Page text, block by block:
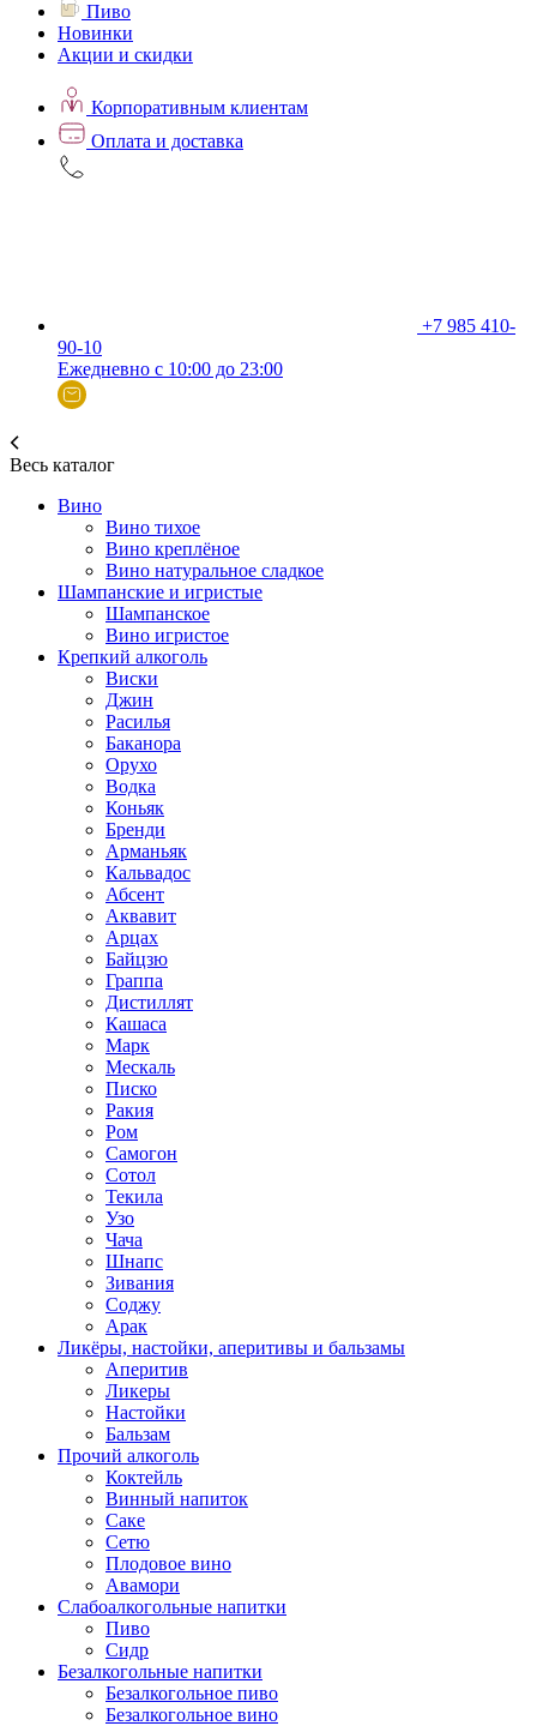
Пиво
Новинки
Акции и скидки
Корпоративным клиентам
Оплата и доставка
+7 985 410-
90-10
Ежедневно с 10:00 до 23:00
Весь каталог
Вино
Вино тихое
Вино креплёное
Вино натуральное сладкое
Шампанские и игристые
Шампанское
Вино игристое
Крепкий алкоголь
Виски
Джин
Расилья
Баканора
Орухо
Водка
Коньяк
Бренди
Арманьяк
Кальвадос
Абсент
Аквавит
Арцах
Байцзю
Граппа
Дистиллят
Кашаса
Марк
Мескаль
Писко
Ракия
Ром
Самогон
Сотол
Текила
Узо
Чача
Шнапс
Зивания
Соджу
Арак
Ликёры, настойки, аперитивы и бальзамы
Аперитив
Ликеры
Настойки
Бальзам
Прочий алкоголь
Коктейль
Винный напиток
Саке
Сетю
Плодовое вино
Авамори
Слабоалкогольные напитки
Пиво
Сидр
Безалкогольные напитки
Безалкогольное пиво
Безалкогольное вино